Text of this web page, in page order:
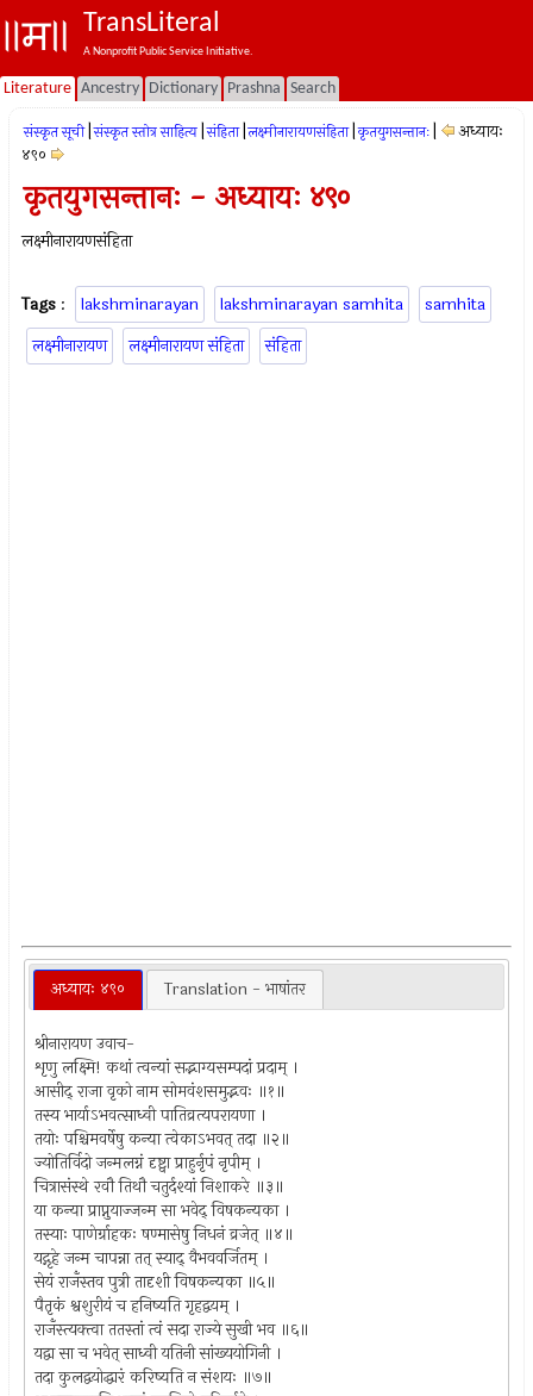
TransLiteral
A Nonprofit Public Service Initiative.
Literature Ancestry Dictionary Prashna Search
संस्कृत सूची संस्कृत स्तोत्र साहित्य संहिता लक्ष्मीनारायणसंहिता कृतयुगसन्तानः
अध्यायः
४९०
कृतयुगसन्तानः - अध्यायः ४९०
लक्ष्मीनारायणसंहिता
Tags : lakshminarayan lakshminarayan samhita
samhita
लक्ष्मीनारायण
लक्ष्मीनारायण संहिता संहिता
अध्यायः ४९० Translation - भाषांतर
श्रीनारायण उवाच-
शृणु लक्ष्मि! कथां त्वन्यां सद्भाग्यसम्पदां प्रदाम् ।
आसीद् राजा वृको नाम सोमवंशसमुद्भवः ॥१॥
तस्य भार्याऽभवत्साध्वी पातिव्रत्यपरायणा ।
तयोः पश्चिमवर्षेषु कन्या त्वेकाऽभवत् तदा ॥२॥
ज्योतिर्विदो जन्मलग्नं दृष्ट्वा प्राहुर्नृपं नृपीम् ।
चित्रासंस्थे रवौ तिथौ चतुर्दश्यां निशाकरे ॥३॥
या कन्या प्राप्नुयाज्जन्म सा भवेद् विषकन्यका ।
तस्याः पाणेर्ग्राहकः षण्मासेषु निधनं व्रजेत् ॥४॥
यद्गृहे जन्म चापन्ना तत् स्याद् वैभववर्जितम् ।
सेयं राजँस्तव पुत्री तादृशी विषकन्यका ॥५॥
पैतृकं श्वशुरीयं च हनिष्यति गृहद्वयम् ।
राजँस्त्यक्त्वा ततस्तां त्वं सदा राज्ये सुखी भव ॥६॥
यद्वा सा च भवेत् साध्वी यतिनी सांख्ययोगिनी ।
तदा कुलद्वयोद्धारं करिष्यति न संशयः ॥७॥